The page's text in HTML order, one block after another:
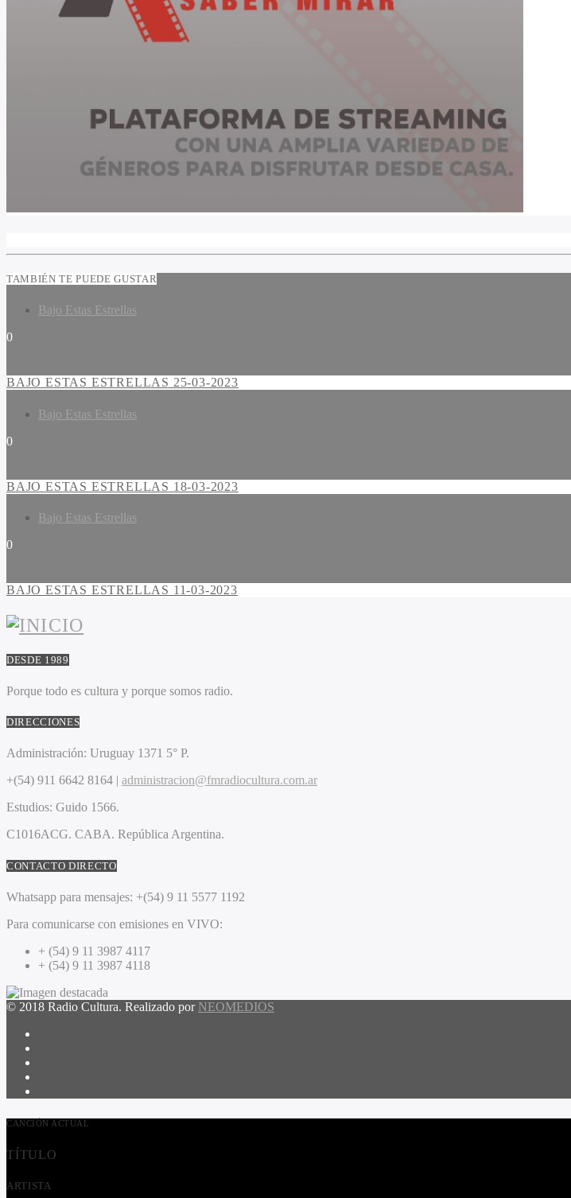
TAMBIÉN TE PUEDE GUSTAR
Bajo Estas Estrellas
0
BAJO ESTAS ESTRELLAS 25-03-2023
Bajo Estas Estrellas
0
BAJO ESTAS ESTRELLAS 18-03-2023
Bajo Estas Estrellas
0
BAJO ESTAS ESTRELLAS 11-03-2023
DESDE 1989
Porque todo es cultura y porque somos radio.
DIRECCIONES
Administración: Uruguay 1371 5° P.
+(54) 911 6642 8164 | administracion@fmradiocultura.com.ar
Estudios: Guido 1566.
C1016ACG. CABA. República Argentina.
CONTACTO DIRECTO
Whatsapp para mensajes: +(54) 9 11 5577 1192
Para comunicarse con emisiones en VIVO:
+ (54) 9 11 3987 4117
+ (54) 9 11 3987 4118
© 2018 Radio Cultura. Realizado por NEOMEDIOS
CANCIÓN ACTUAL
TÍTULO
ARTISTA